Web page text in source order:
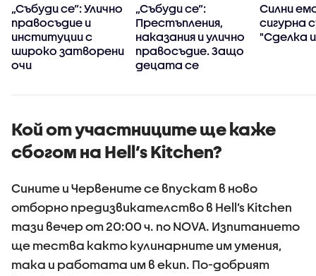
„Събуди се“: Улично
правосъдие и
институции с
широко затворени
очи
„Събуди се“:
Престъпления,
наказания и улично
правосъдие. Защо
децата се
убийци?
Силни
сигурна
"Сделка
Кой от участниците ще каже
сбогом на Hell’s Kitchen?
Сините и Червените се впускат в ново
отборно предизвикателство в Hell’s Kitchen
тази вечер от 20:00 ч. по NOVA. Изпитанието
ще тества както кулинарните им умения,
така и работата им в екип. По-добрият